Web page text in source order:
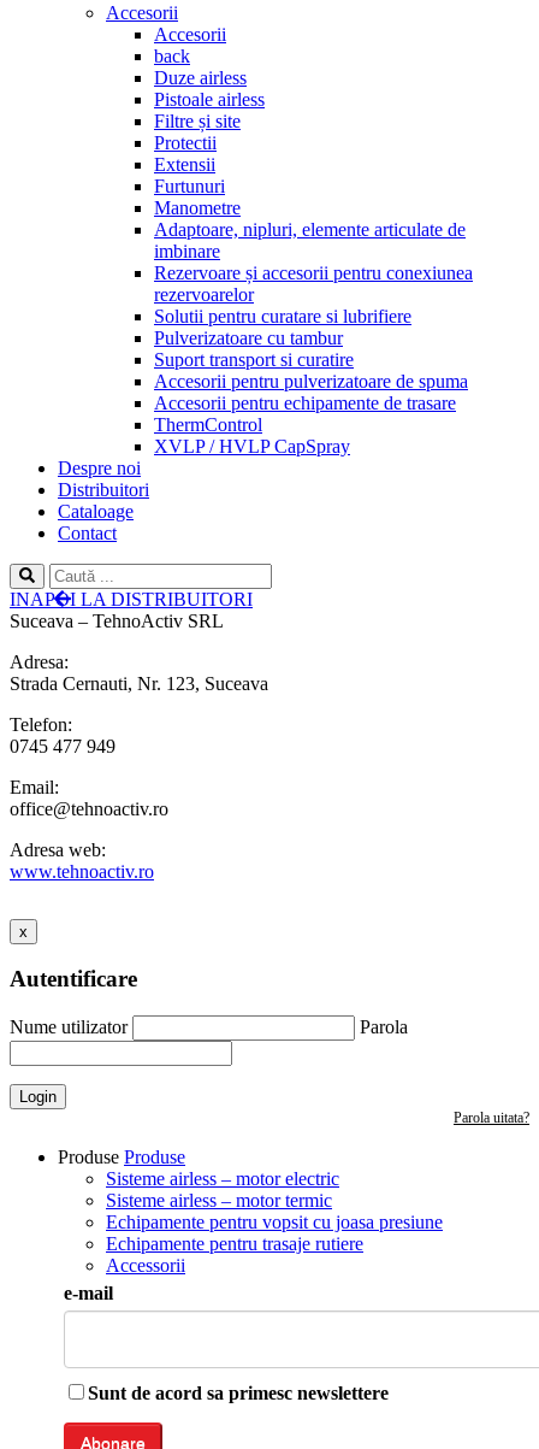
Accesorii
Accesorii
back
Duze airless
Pistoale airless
Filtre și site
Protectii
Extensii
Furtunuri
Manometre
Adaptoare, nipluri, elemente articulate de
imbinare
Rezervoare și accesorii pentru conexiunea
rezervoarelor
Solutii pentru curatare si lubrifiere
Pulverizatoare cu tambur
Suport transport si curatire
Accesorii pentru pulverizatoare de spuma
Accesorii pentru echipamente de trasare
ThermControl
XVLP / HVLP CapSpray
Despre noi
Distribuitori
Cataloage
Contact
INAPOI LA DISTRIBUITORI
Suceava – TehnoActiv SRL
Adresa:
Strada Cernauti, Nr. 123, Suceava
Telefon:
0745 477 949
Email:
office@tehnoactiv.ro
Adresa web:
www.tehnoactiv.ro
x
Autentificare
Nume utilizator Parola
Login
Parola uitata?
Produse Produse
Sisteme airless – motor electric
Sisteme airless – motor termic
Echipamente pentru vopsit cu joasa presiune
Echipamente pentru trasaje rutiere
Accessorii
e-mail
Sunt de acord sa primesc newslettere